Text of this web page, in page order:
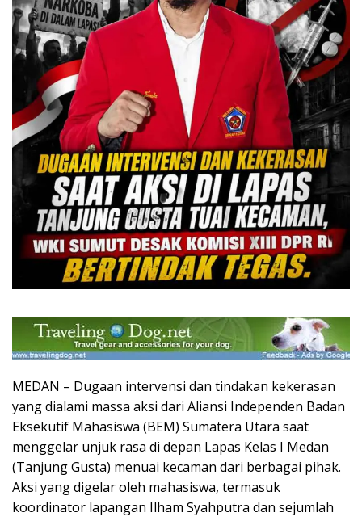
MEDAN – Dugaan intervensi dan tindakan kekerasan
yang dialami massa aksi dari Aliansi Independen Badan
Eksekutif Mahasiswa (BEM) Sumatera Utara saat
menggelar unjuk rasa di depan Lapas Kelas I Medan
(Tanjung Gusta) menuai kecaman dari berbagai pihak.
Aksi yang digelar oleh mahasiswa, termasuk
koordinator lapangan Ilham Syahputra dan sejumlah